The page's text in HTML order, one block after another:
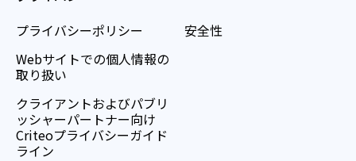
プライバシーポリシー
Webサイトでの個人情報の
取り扱い
クライアントおよびパブリ
ッシャーパートナー向け
Criteoプライバシーガイド
ライン
安全性